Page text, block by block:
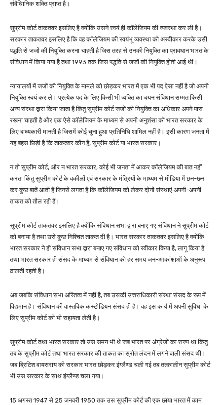
संवैधिानिक शक्ति प्राप्त है।
सुप्रीम कोर्ट ताकतवर इसलिए है क्योंकि उसने स्वयं ही कॉलेजियम की व्यवस्था कर ली है।
सरकार ताकतवर इसलिए है कि वह कॉलेजियम की स्वयंभू व्यवस्था को अस्वीकार करके उसी
पद्धति से जजों की नियुक्ति करना चाहती है जिस तरह से उनकी नियुक्ति का प्रावधान भारत के
संविधान में किया गया है तथा 1993 तक जिस पद्धति से जजों की नियुक्ति होती आई थी।
न्यायालयों में जजों की नियुक्ति के मामले को छोड़कर भारत में एक भी पद ऐसा नहीं है जो अपनी
नियुक्ति स्वयं कर ले। प्रत्येक पद के लिए किसी भी व्यक्ति का चयन संविधान सम्मत किसी
अन्य संस्था द्वारा किया जाता है किंतु सुप्रीम कोर्ट जजों की नियुक्ति का अधिकार अपने पास
रखना चाहती है और एक ऐसे कॉलेजियम के माध्यम से अपनी अनुशंसा को भारत सरकार के
लिए बाध्यकारी मानती है जिसमें कोई चुना हुआ प्रतिनिधि शामिल नहीं है। इसी कारण जनता में
यह बहस छिड़ी है कि ताकतवर कौन है, सुप्रीम कोर्ट या भारत सरकार।
न तो सुप्रीम कोर्ट, और न भारत सरकार, कोई भी जनता में आकर कॉलेजियम की बात नहीं
करता किंतु सुप्रीम कोर्ट के वकीलों एवं सरकार के मंत्रियों के माध्यम से मीडिया में छन-छन
कर कुछ बातें आती हैं जिनसे लगता है कि कॉलेजियम को लेकर दोनों संस्थाएं अपनी-अपनी
ताकत को तौल रही हैं।
सुप्रीम कोर्ट ताकतवर इसलिए है क्योंकि संविधान सभा द्वारा बनाए गए संविधान ने सुप्रीम कोर्ट
को बनाया है तथा उसे कुछ निश्चित ताकत दी है। भारत सरकार ताकतवर इसलिए है क्योंकि
भारत सरकार ने ही संविधान सभा द्वारा बनाए गए संविधान को स्वीकार किया है, लागू किया है
तथा भारत सरकार ही संसद के माध्यम से संविधान को हर समय जन-आकांक्षाओं के अनुरूप
ढालती रहती है।
अब जबकि संविधान सभा अस्तित्व में नहीं है, तब उसकी उत्तराधिकारी संस्था संसद के रूप में
विद्यमान है। संविधान की वास्तविक कस्टोडियन संसद ही है। वह इस कार्य में अपनी सुविधा के
लिए सुप्रीम कोर्ट की भी सहायता लेती है।
सुप्रीम कोर्ट तथा भारत सरकार तो उस समय भी थे जब भारत पर अंग्रेजों का राज्य था किंतु
तब के सुप्रीम कोर्ट तथा भारत सरकार की ताकत का स्रोत लंदन में लगने वाली संसद थी।
जब ब्रिटिश वायसराय की सरकार भारत छोड़कर इंग्लैण्ड चली गई तब तत्कालीन सुप्रीम कोर्ट
भी उस सरकार के साथ इंग्लैण्ड चला गया।
15 अगस्त 1947 से 25 जनवरी 1950 तक उस सुप्रीम कोर्ट की एक छाया भारत में काम